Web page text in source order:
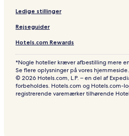
Ledige stillinger
Rejseguider
Hotels.com Rewards
*Nogle hoteller kræver afbestilling mere
Se flere oplysninger på vores hjemmeside.
© 2026 Hotels.com, L.P. – en del af
forbeholdes. Hotels.com og Hotels.com-
registrerende varemærker tilhørende